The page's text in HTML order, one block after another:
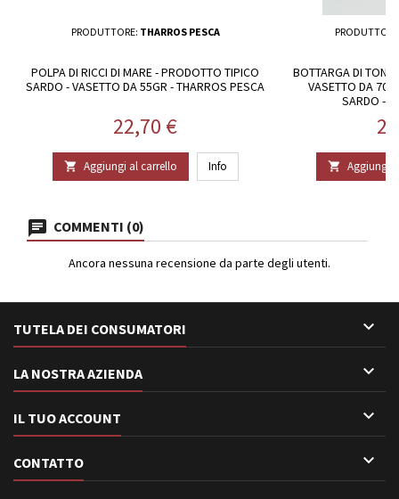
PRODUTTORE: THARROS PESCA
POLPA DI RICCI DI MARE - PRODOTTO TIPICO
SARDO - VASETTO DA 55GR - THARROS PESCA
Prezzo
22,70 €
 Aggiungi al carrello Info
BOTTARGA DI
VASETTO DA
SARDO -
 Aggiungi
COMMENTI (0)
Ancora nessuna recensione da parte degli utenti.
TUTELA DEI CONSUMATORI 
LA NOSTRA AZIENDA 
IL TUO ACCOUNT 
CONTATTO 